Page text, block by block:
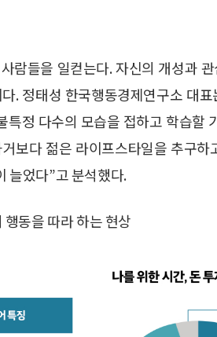
람들을 일컫는다. 자신의 개성과
. 정태성 한국행동경제연구소 대
정 다수의 모습을 접하고 학습할
보다 젊은 라이프스타일을 추구하
늘었다”고 분석했다.
동을 따라 하는 현상